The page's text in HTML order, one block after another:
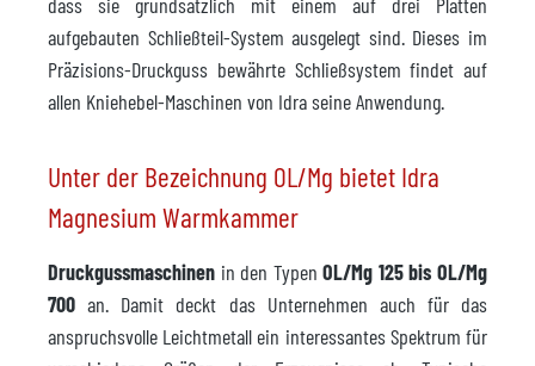
aufgebauten Schließteil-System ausgelegt sind. Dieses im
Präzisions-Druckguss bewährte Schließsystem findet auf
allen Kniehebel-Maschinen von Idra seine Anwendung.
Unter der Bezeichnung OL/Mg bietet Idra
Magnesium Warmkammer
Druckgussmaschinen in den TypenOL/Mg 125 bis OL/Mg
700 an. Damit deckt das Unternehmen auch für das
anspruchsvolle Leichtmetall ein interessantes Spektrum für